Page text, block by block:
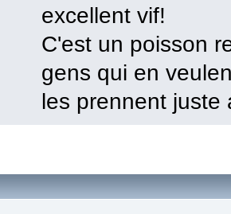
excellent vif!
C'est un poisson
gens qui en
les prennent juste